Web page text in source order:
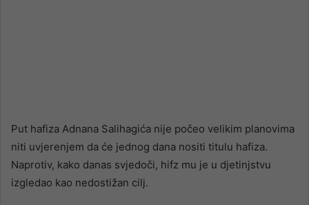
Put hafiza Adnana Salihagića nije počeo velikim planovima
niti uvjerenjem da će jednog dana nositi titulu hafiza.
Naprotiv, kako danas svjedoči, hifz mu je u djetinjstvu
izgledao kao nedostižan cilj.